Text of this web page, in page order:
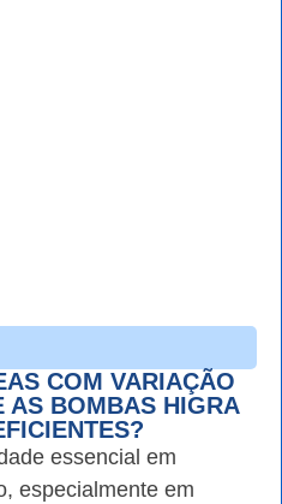
COM VARIAÇÃO
AS BOMBAS HIGRA
essencial em
especialmente em